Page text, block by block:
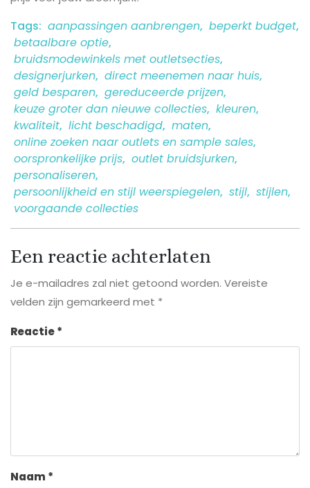
Tags: aanpassingen aanbrengen, beperkt budget,
betaalbare optie,
bruidsmodewinkels met outletsecties,
designerjurken, direct meenemen naar huis,
geld besparen, gereduceerde prijzen,
keuze groter dan nieuwe collecties, kleuren,
kwaliteit, licht beschadigd, maten,
online zoeken naar outlets en sample sales,
oorspronkelijke prijs, outlet bruidsjurken,
personaliseren,
persoonlijkheid en stijl weerspiegelen, stijl, stijlen,
voorgaande collecties
Een reactie achterlaten
Je e-mailadres zal niet getoond worden. Vereiste
velden zijn gemarkeerd met *
Reactie*
Naam *